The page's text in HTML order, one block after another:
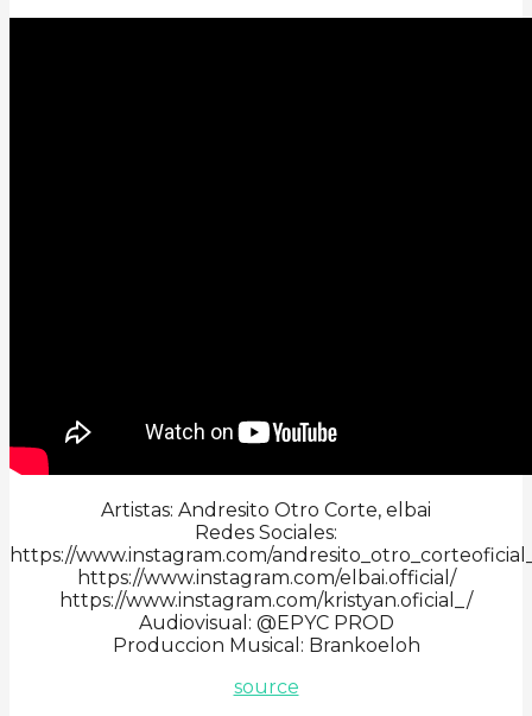
Artistas: Andresito Otro Corte, elbai
Redes Sociales:
https://www.instagram.com/
https://www.instagram.com/elbai.official/
https://www.instagram.com/kristyan.oficial_/
Audiovisual: @EPYC PROD
Produccion Musical: Brankoeloh
source